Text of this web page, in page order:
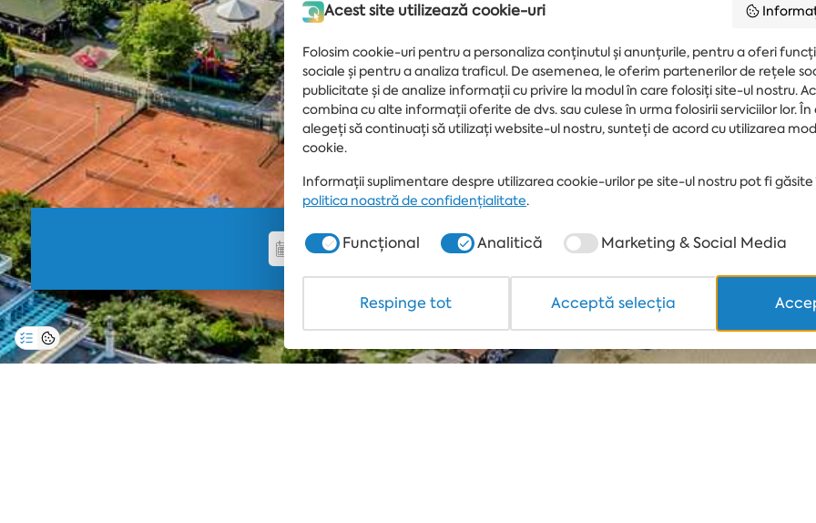
VREMEA
SUPERIOR
Acest site utilizează cookie-uri
Folosim cookie-uri pentru a personaliza conținutul și anunțurile, pentru a oferi
sociale și pentru a analiza traficul. De asemenea, le oferim partenerilor de rețele
publicitate și de analize informații cu privire la modul în care folosiți site-ul nostru.
combina cu alte informații oferite de dvs. sau culese în urma folosirii serviciilor lor. În
alegeți să continuați să utilizați website-ul nostru, sunteți de acord cu utilizarea
cookie.
Informații suplimentare despre utilizarea cookie-urilor pe site-ul nostru pot fi găsite
politica noastră de confidențialitate.
Funcțional Analitică Marketing & Social Media
Respinge tot Acceptă selecția